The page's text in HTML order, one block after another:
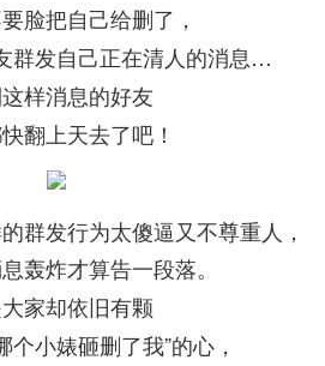
脸把自己给删了，
群发自己正在清人的消息…
样消息的好友
翻上天去了吧！
群发行为太傻逼又不尊重人，
轰炸才算告一段落。
家却依旧有颗
个小婊砸删了我”的心，